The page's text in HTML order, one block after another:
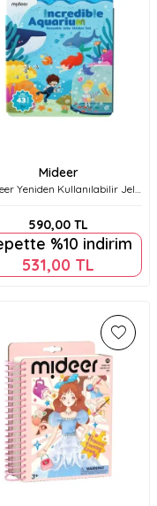
Mideer
Yeniden Kullanılabilir Jel
Akvaryum Md2247
590,00 TL
%10 indirim
531,00 TL